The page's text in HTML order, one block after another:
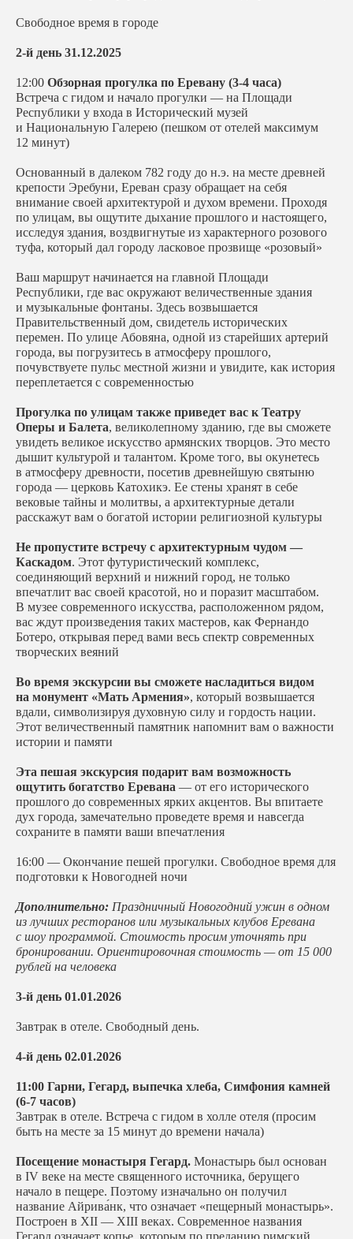
Свободное время в городе
2-й день 31.12.2025
12:00 Обзорная прогулка по Еревану (3-4 часа)
Встреча с гидом и начало прогулки — на Площади
Республики у входа в Исторический музей
и Национальную Галерею (пешком от отелей максимум
12 минут)
Основанный в далеком 782 году до н.э. на месте древней
крепости Эребуни, Ереван сразу обращает на себя
внимание своей архитектурой и духом времени. Проходя
по улицам, вы ощутите дыхание прошлого и настоящего,
исследуя здания, воздвигнутые из характерного розового
туфа, который дал городу ласковое прозвище «розовый»
Ваш маршрут начинается на главной Площади
Республики, где вас окружают величественные здания
и музыкальные фонтаны. Здесь возвышается
Правительственный дом, свидетель исторических
перемен. По улице Абовяна, одной из старейших артерий
города, вы погрузитесь в атмосферу прошлого,
почувствуете пульс местной жизни и увидите, как история
переплетается с современностью
Прогулка по улицам также приведет вас к Театру
Оперы и Балета, великолепному зданию, где вы сможете
увидеть великое искусство армянских творцов. Это место
дышит культурой и талантом. Кроме того, вы окунетесь
в атмосферу древности, посетив древнейшую святыню
города — церковь Катохикэ. Ее стены хранят в себе
вековые тайны и молитвы, а архитектурные детали
расскажут вам о богатой истории религиозной культуры
Не пропустите встречу с архитектурным чудом —
Каскадом. Этот футуристический комплекс,
соединяющий верхний и нижний город, не только
впечатлит вас своей красотой, но и поразит масштабом.
В музее современного искусства, расположенном рядом,
вас ждут произведения таких мастеров, как Фернандо
Ботеро, открывая перед вами весь спектр современных
творческих веяний
Во время экскурсии вы сможете насладиться видом
на монумент «Мать Армения», который возвышается
вдали, символизируя духовную силу и гордость нации.
Этот величественный памятник напомнит вам о важности
истории и памяти
Эта пешая экскурсия подарит вам возможность
ощутить богатство Еревана — от его исторического
прошлого до современных ярких акцентов. Вы впитаете
дух города, замечательно проведете время и навсегда
сохраните в памяти ваши впечатления
16:00 — Окончание пешей прогулки. Свободное время для
подготовки к Новогодней ночи
Дополнительно: Праздничный Новогодний ужин в одном
из лучших ресторанов или музыкальных клубов Еревана
с шоу программой. Стоимость просим уточнять при
бронировании. Ориентировочная стоимость — от 15 000
рублей на человека
3-й день 01.01.2026
Завтрак в отеле. Свободный день.
4-й день 02.01.2026
11:00 Гарни, Гегард, выпечка хлеба, Симфония камней
(6-7 часов)
Завтрак в отеле. Встреча с гидом в холле отеля (просим
быть на месте за 15 минут до времени начала)
Посещение монастыря Гегард. Монастырь был основан
в IV веке на месте священного источника, берущего
начало в пещере. Поэтому изначально он получил
название Айрива́нк, что означает «пещерный монастырь».
Построен в XII — XIII веках. Современное названия
Гегард означает копье, которым по преданию римский